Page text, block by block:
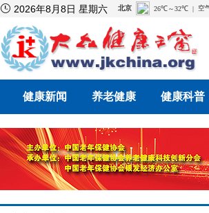
 2026年8月8日 星期六
健康新闻 养老健康 健康科普